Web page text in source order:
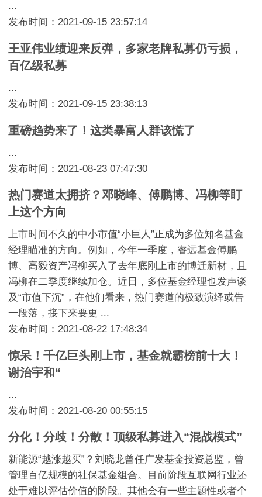
...
发布时间：2021-09-15 23:57:14
王亚伟业绩迎来反弹，多家老牌私募仍亏损，
百亿级私募
...
发布时间：2021-09-15 23:38:13
重磅趋势来了！这类暴富人群该慌了
...
发布时间：2021-08-23 07:47:30
热门赛道太拥挤？邓晓峰、傅鹏博、冯柳等盯
上这个方向
上市时间不久的中小市值“小巨人”正成为多位知名基金
经理瞄准的方向。例如，今年一季度，睿远基金傅鹏
博、高毅资产冯柳买入了去年底刚上市的博迁新材，且
冯柳在二季度继续加仓。近日，多位基金经理也发声谈
及“市值下沉”，在他们看来，热门赛道的极致演绎或告
一段落，接下来要更 ...
发布时间：2021-08-22 17:48:34
惊呆！千亿巨头刚上市，基金就霸榜前十大！
谢治宇和“
...
发布时间：2021-08-20 00:55:15
分化！分歧！分散！顶级私募进入“混战模式”
新能源“越涨越买”？刘晓龙曾任广发基金投资总监，曾
管理百亿规模的社保基金组合。目前阶段互联网行业还
处于难以评估价值的阶段。其他会有一些主题性或者个